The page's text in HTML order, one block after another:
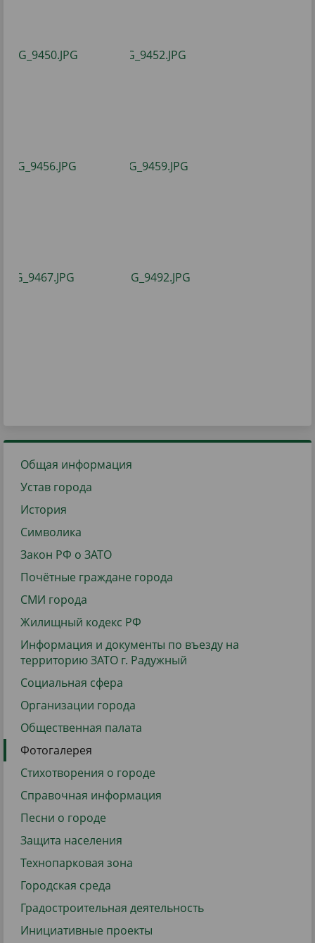
Общая информация
Устав города
История
Символика
Закон РФ о ЗАТО
Почётные граждане города
СМИ города
Жилищный кодекс РФ
Информация и документы по въезду на
территорию ЗАТО г. Радужный
Социальная сфера
Организации города
Общественная палата
Фотогалерея
Стихотворения о городе
Справочная информация
Песни о городе
Защита населения
Технопарковая зона
Городская среда
Градостроительная деятельность
Инициативные проекты